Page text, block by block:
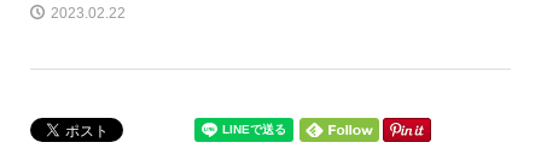
2023.02.22